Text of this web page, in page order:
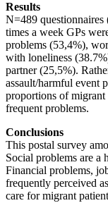
Results
N=489 questionnaires
times a week GPs
problems (53,4%),
with loneliness
partner (25,5%).
assault/harmful event
proportions of migrant
frequent problems.
Conclusions
This postal survey
Social problems are a
Financial problems,
frequently perceived
care for migrant